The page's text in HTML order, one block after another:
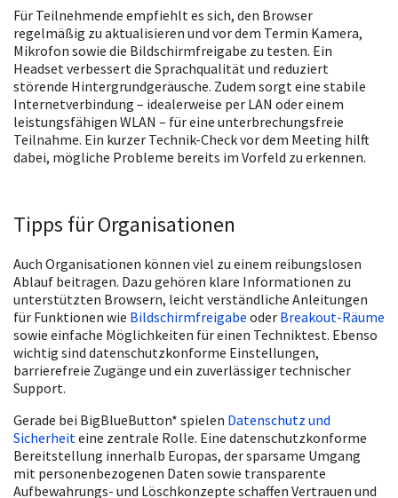
Für Teilnehmende empfiehlt es sich, den Browser
regelmäßig zu aktualisieren und vor dem Termin Kamera,
Mikrofon sowie die Bildschirmfreigabe zu testen. Ein
Headset verbessert die Sprachqualität und reduziert
störende Hintergrundgeräusche. Zudem sorgt eine stabile
Internetverbindung – idealerweise per LAN oder einem
leistungsfähigen WLAN – für eine unterbrechungsfreie
Teilnahme. Ein kurzer Technik-Check vor dem Meeting hilft
dabei, mögliche Probleme bereits im Vorfeld zu erkennen.
Tipps für Organisationen
Auch Organisationen können viel zu einem reibungslosen
Ablauf beitragen. Dazu gehören klare Informationen zu
unterstützten Browsern, leicht verständliche Anleitungen
für Funktionen wie Bildschirmfreigabe oder Breakout-Räume
sowie einfache Möglichkeiten für einen Techniktest. Ebenso
wichtig sind datenschutzkonforme Einstellungen,
barrierefreie Zugänge und ein zuverlässiger technischer
Support.
Gerade bei BigBlueButton* spielen Datenschutz und
Sicherheit eine zentrale Rolle. Eine datenschutzkonforme
Bereitstellung innerhalb Europas, der sparsame Umgang
mit personenbezogenen Daten sowie transparente
Aufbewahrungs- und Löschkonzepte schaffen Vertrauen und